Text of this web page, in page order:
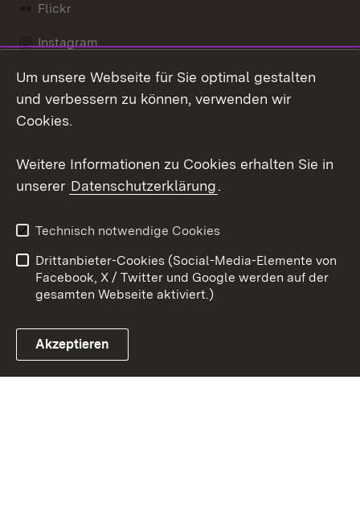
Flickr
Instagram
Social Wall
Link zum Landesportal
Barrierefreiheit
Benutzungshinweise
Impressum
Cookies
Um unsere Webseite für Sie optimal gestalten
und verbessern zu können, verwenden wir
Cookies.
Weitere Informationen zu Cookies erhalten Sie in
unserer Datenschutzerklärung.
Technisch notwendige Cookies
Drittanbieter-Cookies (Social-Media-Elemente von
Facebook, X / Twitter und Google werden auf der
gesamten Webseite aktiviert.)
Akzeptieren